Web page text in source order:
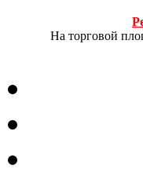
На торговой